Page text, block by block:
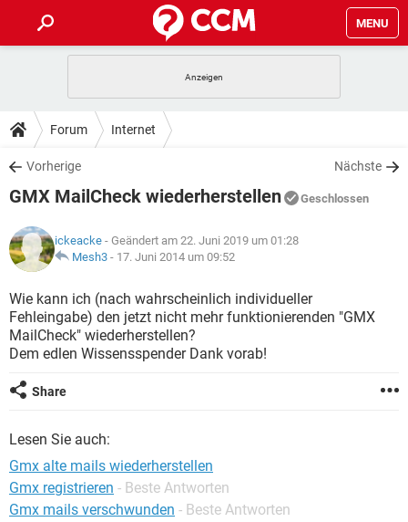
MENU
ANDROID
WINDOWS 10
WHATSAPP TIKTOK
FACEBOOK
TIPPS & TRICKS
SPIELE
WHATSAPP TIKTOK
FACEBOOK
DOWNLOADS
SPIELE STREAMING
ANDROID
WINDOWS 10 INSTAGRAM
WHATSAPP TIKTOK
FACEBOOK HARDWARE
SPIELE STREAMING
ANDROID
WINDOWS 10 INSTAGRAM
WHATSAPP
LEXIKON
SPIELE STREAMING
ANDROID IOS
WINDOWS 10 INSTAGRAM
WHATSAPP
Forum Internet
Vorherige Nächste
GMX MailCheck wiederherstellen Geschlossen
ickeacke - Geändert am 22. Juni 2019 um 01:28
Mesh3 - 17. Juni 2014 um 09:52
Wie kann ich (nach wahrscheinlich individueller
Fehleingabe) den jetzt nicht mehr funktionierenden "GMX
MailCheck" wiederherstellen?
Dem edlen Wissensspender Dank vorab!
Share
Lesen Sie auch:
Gmx alte mails wiederherstellen
Gmx registrieren - Beste Antworten
Gmx mails verschwunden - Beste Antworten